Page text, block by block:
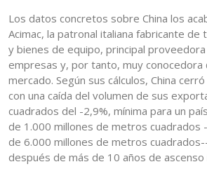
Los datos concretos sobre China los
Acimac, la patronal italiana fabricante de
y bienes de equipo, principal
empresas y, por tanto, muy conocedora
mercado. Según sus cálculos, China
con una caída del volumen de sus
cuadrados del -2,9%, mínima para un
de 1.000 millones de metros cuadrados
de 6.000 millones de metros
después de más de 10 años de ascenso